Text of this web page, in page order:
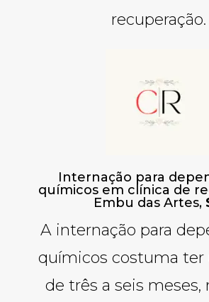
recuperação.
Internação para
químicos em clínica de
Embu das Artes,
A internação para
químicos costuma ter
de três a seis meses,